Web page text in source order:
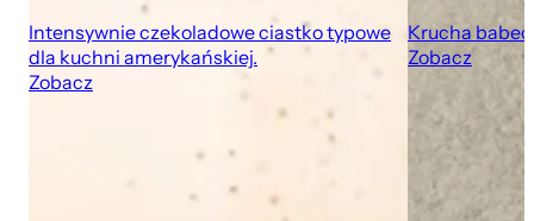
Intensywnie czekoladowe ciastko typowe
dla kuchni amerykańskiej.
Zobacz
Krucha
Zobacz